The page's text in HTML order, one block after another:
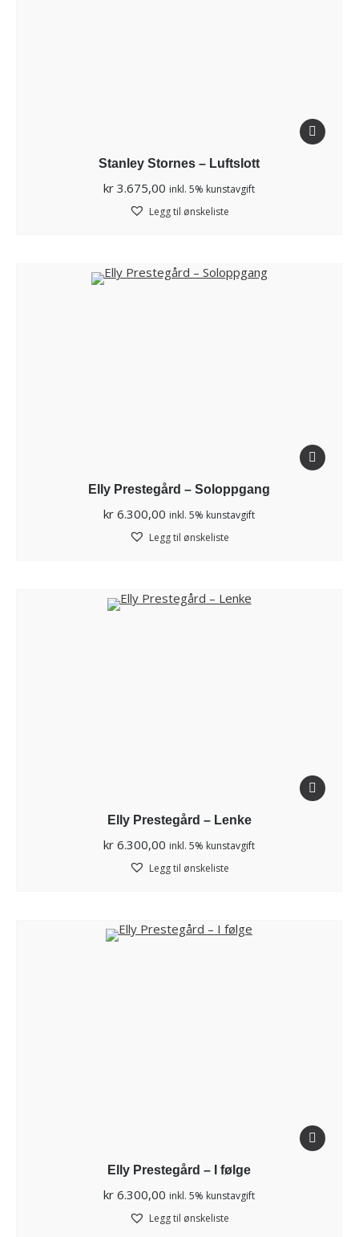
Stanley Stornes – Luftslott
kr 3.675,00 inkl. 5% kunstavgift
Legg til ønskeliste
Elly Prestegård – Soloppgang
kr 6.300,00 inkl. 5% kunstavgift
Legg til ønskeliste
Elly Prestegård – Lenke
kr 6.300,00 inkl. 5% kunstavgift
Legg til ønskeliste
Elly Prestegård – I følge
kr 6.300,00 inkl. 5% kunstavgift
Legg til ønskeliste